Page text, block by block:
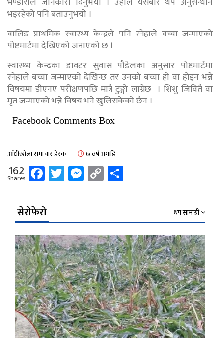
भइरहेको पनि बताउनुभयाे ।
वालिङ प्राथमिक स्वास्थ्य केन्द्रले पनि स्नेहाले बच्चा जन्माएको
पोष्टमार्टमा देखिएको जनाएको छ ।
स्वास्थ्य केन्द्रका डाक्टर सुवास पौडेलका अनुसार पोष्टमार्टमा
स्नेहाले बच्चा जन्माएको देखिन्छ तर उनको बच्चा हो वा होइन भन्ने
विषयमा डीएनए परीक्षणपछि मात्रै टुङ्गो लाग्नेछ । शिशु जिवितै वा
मृत जन्माएको भन्ने विषय भने खुलिसकेको छैन ।
Facebook Comments Box
आँधीखोला समाचार डेस्क ७ वर्ष अगाडि
162
Shares Facebook
Twitter
Messenger
Copy
Link
सेरोफेरो थप सामाग्री